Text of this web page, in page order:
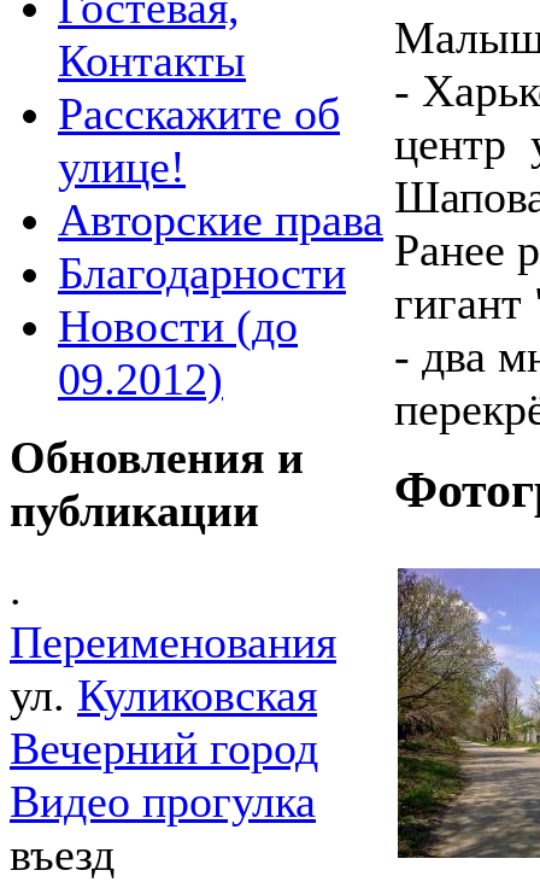
Контакты
Расскажите об
улице!
Авторские права
Благодарности
Новости (до
09.2012)
Обновления и
публикации
.
Переименования
ул. Куликовская
Вечерний город
Видео прогулка
въезд
-
центр
Ранее
- два